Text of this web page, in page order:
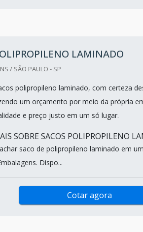
LAMINADO
/ SÃO PAULO - SP
polipropileno laminado, com certeza
um orçamento por meio da própria
e preço justo em um só lugar.
SOBRE SACOS POLIPROPILENO
saco de polipropileno laminado em
Dispo...
Cotar agora